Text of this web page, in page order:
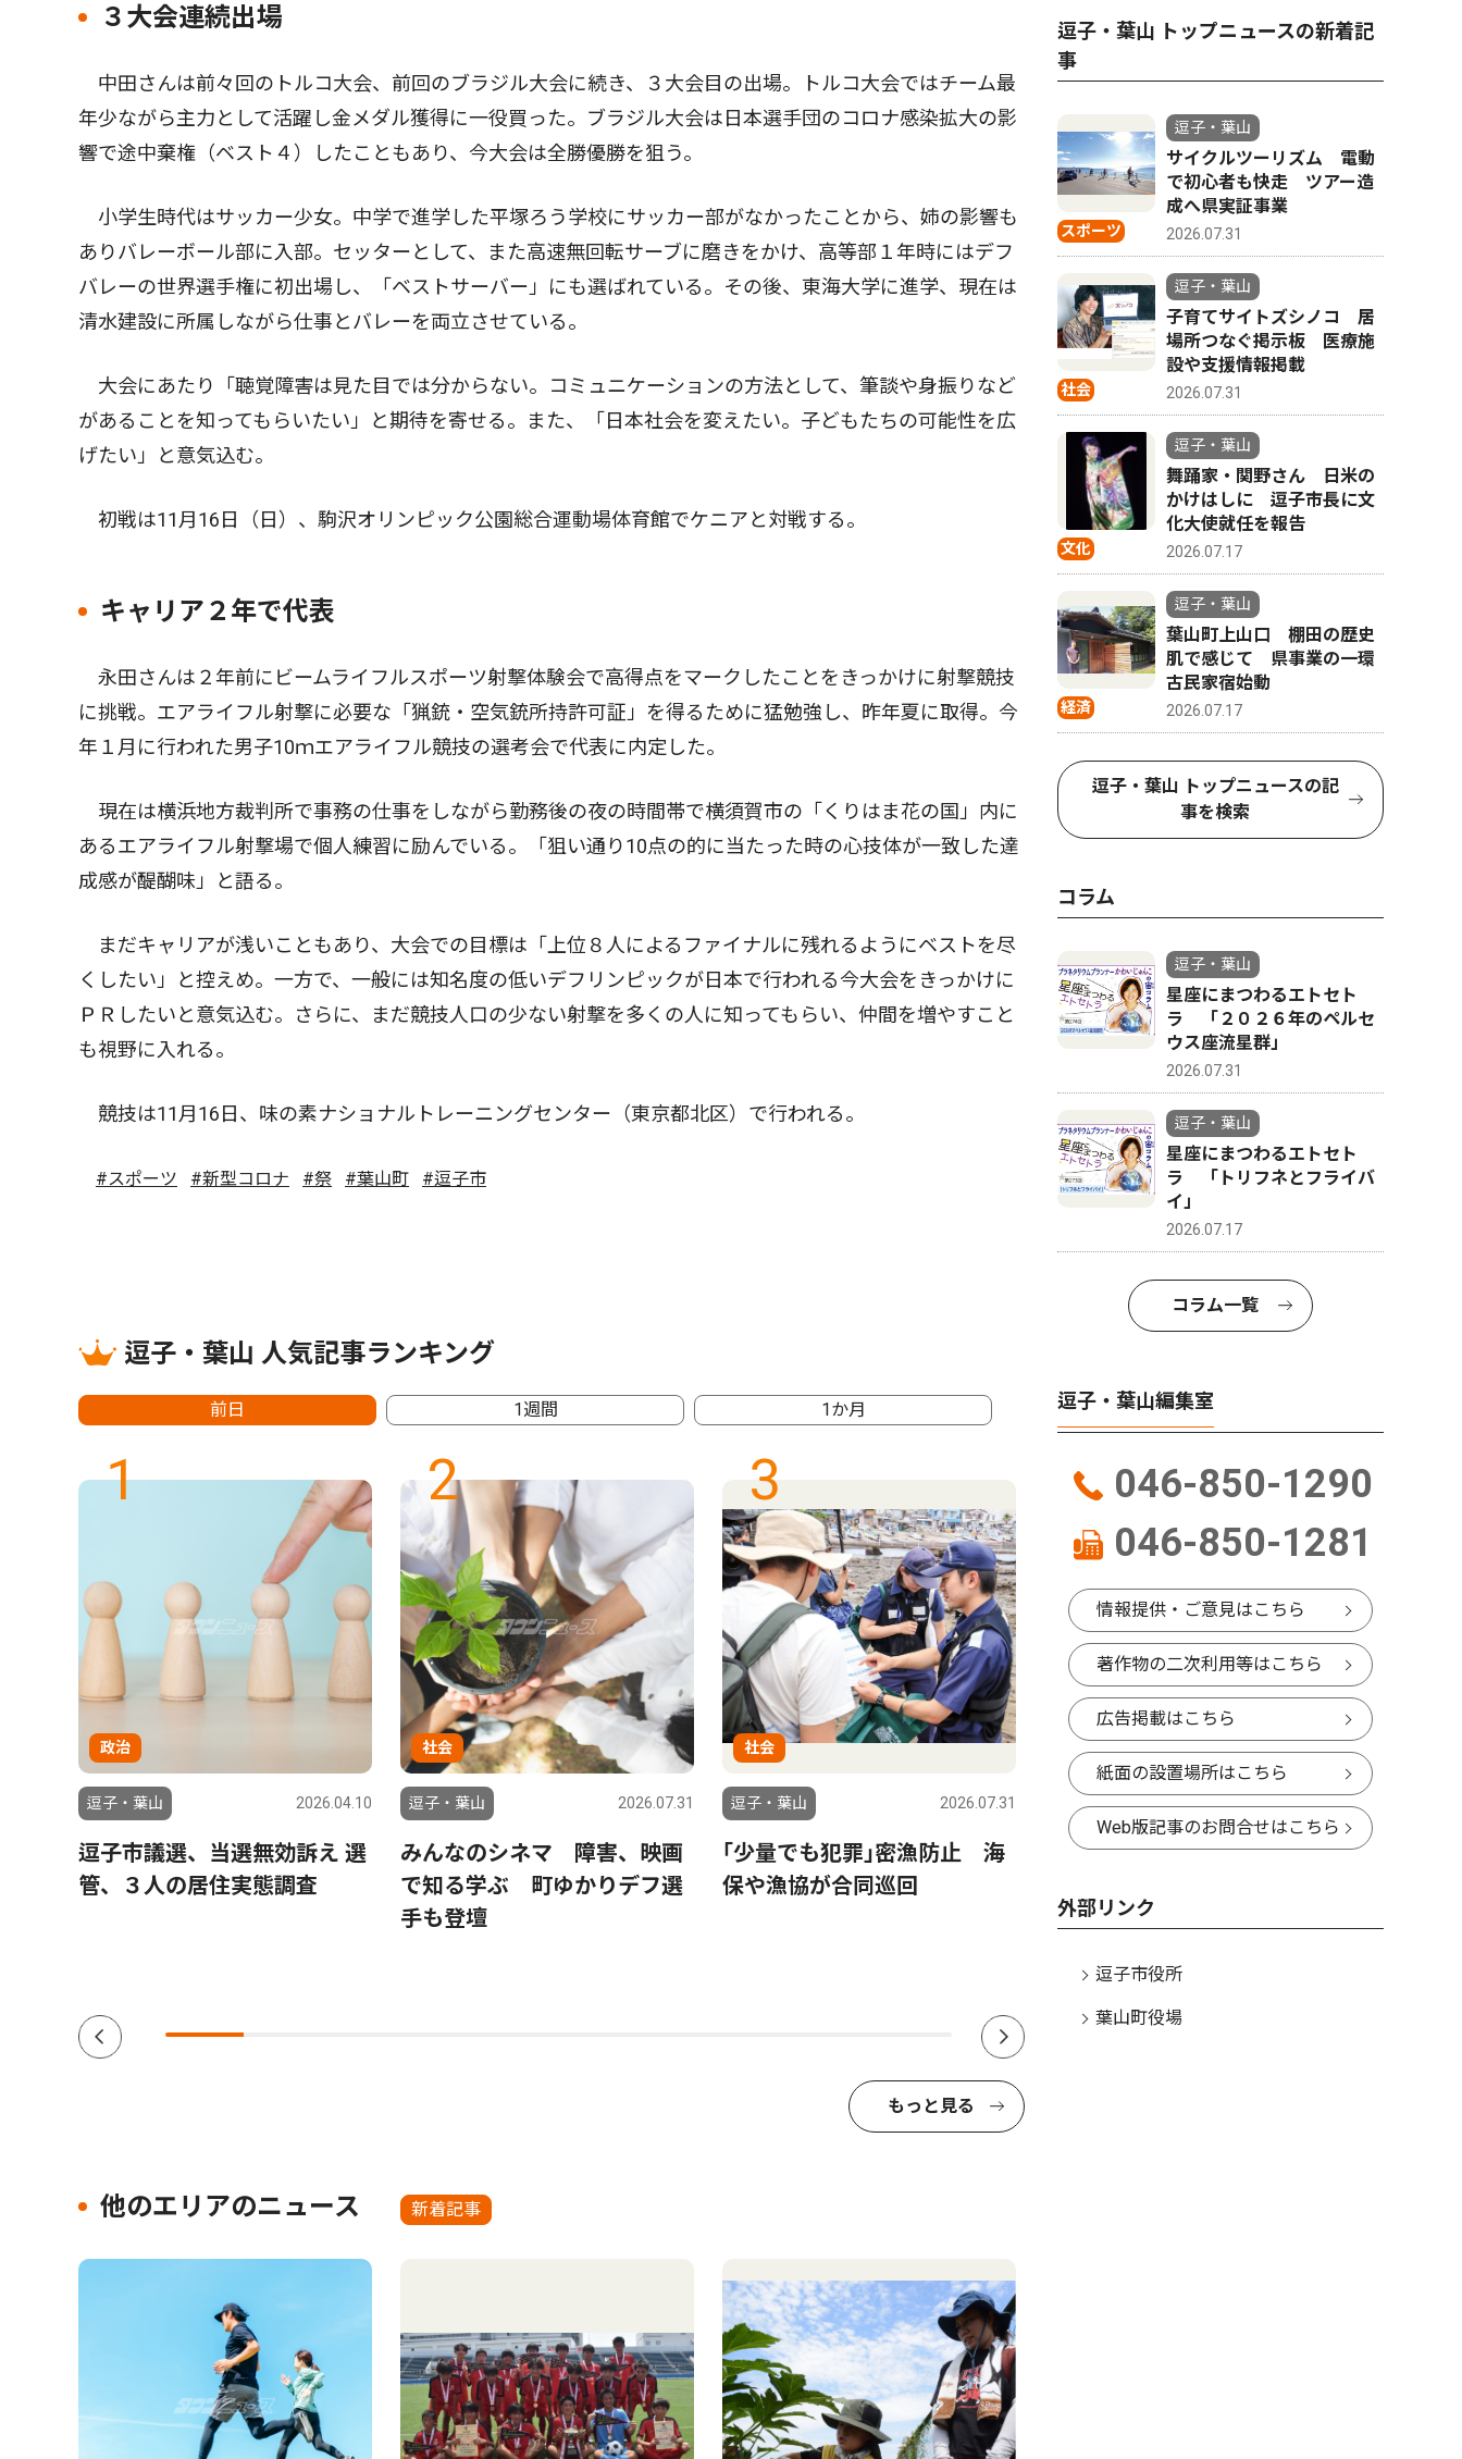
３大会連続出場
中田さんは前々回のトルコ大会、前回のブラジル大会に続き、３大会目の出場。トルコ大会ではチーム最
年少ながら主力として活躍し金メダル獲得に一役買った。ブラジル大会は日本選手団のコロナ感染拡大の影
響で途中棄権（ベスト４）したこともあり、今大会は全勝優勝を狙う。
小学生時代はサッカー少女。中学で進学した平塚ろう学校にサッカー部がなかったことから、姉の影響も
ありバレーボール部に入部。セッターとして、また高速無回転サーブに磨きをかけ、高等部１年時にはデフ
バレーの世界選手権に初出場し、「ベストサーバー」にも選ばれている。その後、東海大学に進学、現在は
清水建設に所属しながら仕事とバレーを両立させている。
大会にあたり「聴覚障害は見た目では分からない。コミュニケーションの方法として、筆談や身振りなど
があることを知ってもらいたい」と期待を寄せる。また、「日本社会を変えたい。子どもたちの可能性を広
げたい」と意気込む。
初戦は11月16日（日）、駒沢オリンピック公園総合運動場体育館でケニアと対戦する。
キャリア２年で代表
永田さんは２年前にビームライフルスポーツ射撃体験会で高得点をマークしたことをきっかけに射撃競技
に挑戦。エアライフル射撃に必要な「猟銃・空気銃所持許可証」を得るために猛勉強し、昨年夏に取得。今
年１月に行われた男子10ｍエアライフル競技の選考会で代表に内定した。
現在は横浜地方裁判所で事務の仕事をしながら勤務後の夜の時間帯で横須賀市の「くりはま花の国」内に
あるエアライフル射撃場で個人練習に励んでいる。「狙い通り10点の的に当たった時の心技体が一致した達
成感が醍醐味」と語る。
まだキャリアが浅いこともあり、大会での目標は「上位８人によるファイナルに残れるようにベストを尽
くしたい」と控えめ。一方で、一般には知名度の低いデフリンピックが日本で行われる今大会をきっかけに
ＰＲしたいと意気込む。さらに、まだ競技人口の少ない射撃を多くの人に知ってもらい、仲間を増やすこと
も視野に入れる。
競技は11月16日、味の素ナショナルトレーニングセンター（東京都北区）で行われる。
#スポーツ #新型コロナ #祭 #葉山町 #逗子市
逗子・葉山 人気記事ランキング
前日 1週間 1か月
1
政治
逗子・葉山 2026.04.10
逗子市議選、当選無効訴え 選
管、３人の居住実態調査
2
社会
逗子・葉山 2026.07.31
みんなのシネマ 障害、映画
で知る学ぶ 町ゆかりデフ選
手も登壇
3
社会
逗子・葉山 2026.07.31
｢少量でも犯罪｣密漁防止 海
保や漁協が合同巡回
4
逗子・葉山 2026.07.31
星座にまつわるエトセトラ
流星群」
もっと見る
他のエリアのニュース 新着記事
逗子・葉山 トップニュースの新着記
事
スポーツ
逗子・葉山
サイクルツーリズム 電動
で初心者も快走 ツアー造
成へ県実証事業
2026.07.31
社会
逗子・葉山
子育てサイトズシノコ 居
場所つなぐ掲示板 医療施
設や支援情報掲載
2026.07.31
文化
逗子・葉山
舞踊家・関野さん 日米の
かけはしに 逗子市長に文
化大使就任を報告
2026.07.17
経済
逗子・葉山
葉山町上山口 棚田の歴史
肌で感じて 県事業の一環
古民家宿始動
2026.07.17
逗子・葉山 トップニュースの記
事を検索
コラム
逗子・葉山
星座にまつわるエトセト
ラ 「２０２６年のペルセ
ウス座流星群」
2026.07.31
逗子・葉山
星座にまつわるエトセト
ラ 「トリフネとフライバ
イ」
2026.07.17
コラム一覧
逗子・葉山編集室
046-850-1290
046-850-1281
情報提供・ご意見はこちら
著作物の二次利用等はこちら
広告掲載はこちら
紙面の設置場所はこちら
Web版記事のお問合せはこちら
外部リンク
逗子市役所
葉山町役場